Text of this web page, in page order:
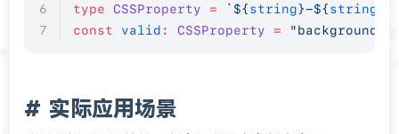
type CSSProperty = `${string}-${string
const valid : CSSProperty = "background-
实际应用场景